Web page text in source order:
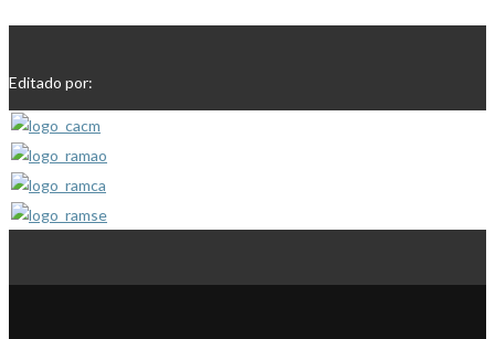
Editado por: